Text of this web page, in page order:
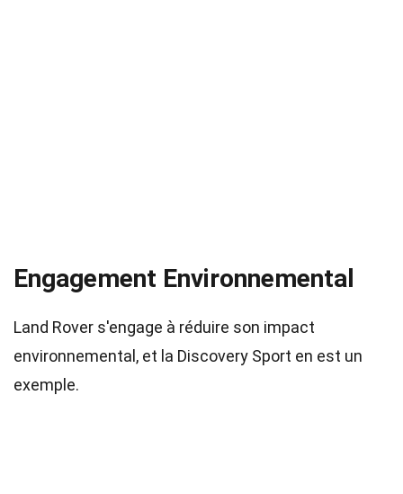
Engagement Environnemental
Land Rover s'engage à réduire son impact
environnemental, et la Discovery Sport en est un
exemple.